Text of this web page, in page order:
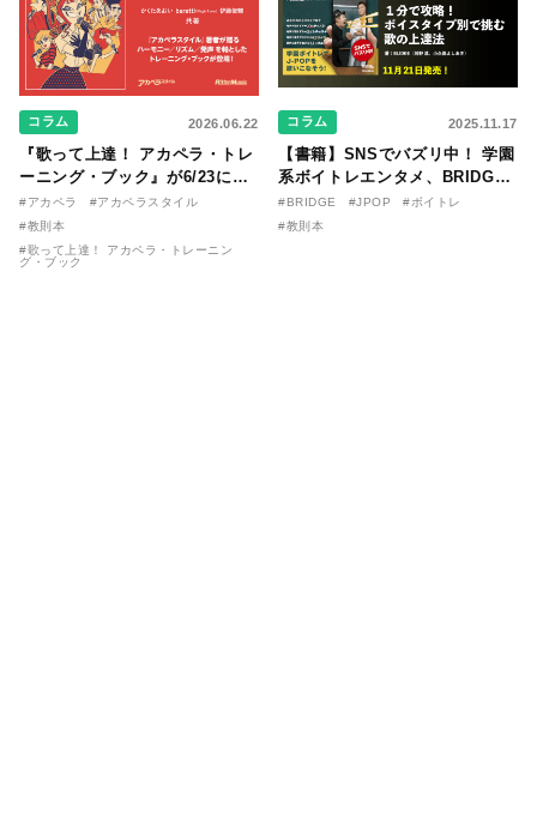
コラム 2026.06.22
『歌って上達！ アカペラ・トレ
ーニング・ブック』が6/23に発
売！ 課題曲音源・音取り用アプ
リを公開。
#アカペラ
#アカペラスタイル
#教則本
#歌って上達！ アカペラ・トレーニン
グ・ブック
コラム 2025.11.17
【書籍】SNSでバズリ中！ 学園
系ボイトレエンタメ、BRIDGE
が届ける教則本『１分で攻略！
ボイスタイプ別で挑む歌の上達
#BRIDGE #JPOP
#ボイトレ
#教則本